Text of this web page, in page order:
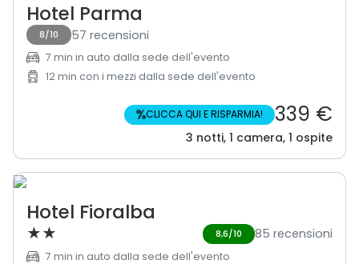
Hotel Parma
8/10 57 recensioni
7 min in auto dalla sede dell'evento
12 min con i mezzi dalla sede dell'evento
%CLICCA QUI E RISPARMIA! 339 €
3 notti, 1 camera, 1 ospite
Hotel Fioralba
★★ 8,6/10 85 recensioni
7 min in auto dalla sede dell'evento